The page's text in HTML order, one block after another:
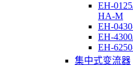
EH-
HA-M
EH-
EH-
EH-
集中式变流器